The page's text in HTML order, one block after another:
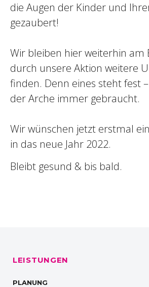
die Augen der Kinder und
gezaubert!
Wir bleiben hier weiterhin am
durch unsere Aktion weitere
finden. Denn eines steht fest
der Arche immer gebraucht.
Wir wünschen jetzt erstmal
in das neue Jahr 2022.
Bleibt gesund & bis bald.
LEISTUNGEN
PLANUNG